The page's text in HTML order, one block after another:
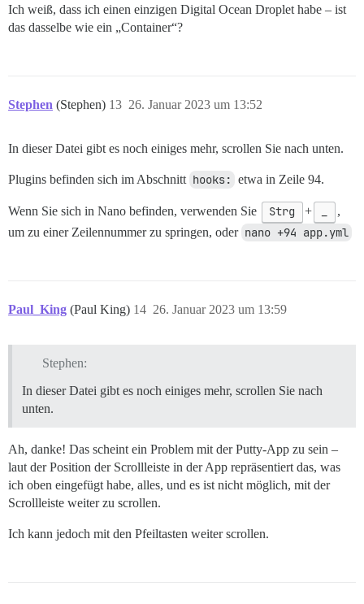
Ich weiß, dass ich einen einzigen Digital Ocean Droplet habe – ist
das dasselbe wie ein „Container“?
Stephen (Stephen) 26. Januar 2023 um 13:52
13
In dieser Datei gibt es noch einiges mehr, scrollen Sie nach unten.
Plugins befinden sich im Abschnitt hooks: etwa in Zeile 94.
Wenn Sie sich in Nano befinden, verwenden Sie Strg +
,
um zu einer Zeilennummer zu springen, oder nano +94 app.yml
Paul_King (Paul King) 26. Januar 2023 um 13:59
14
Stephen:
In dieser Datei gibt es noch einiges mehr, scrollen Sie nach
unten.
Ah, danke! Das scheint ein Problem mit der Putty-App zu sein –
laut der Position der Scrollleiste in der App repräsentiert das, was
ich oben eingefügt habe, alles, und es ist nicht möglich, mit der
Scrollleiste weiter zu scrollen.
Ich kann jedoch mit den Pfeiltasten weiter scrollen.